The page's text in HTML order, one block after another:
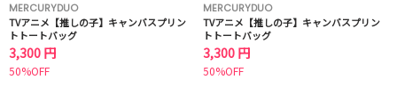
MERCURYDUO
TVアニメ【推しの子】キャンバスプリン
トトートバッグ
3,300 円
50%OFF
MERCURYDUO
TVアニメ【推しの子】キャンバスプリン
トトートバッグ
3,300 円
50%OFF